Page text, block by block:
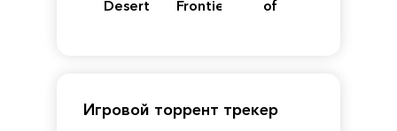
Desert
Frontiers
of
Игровой торрент трекер